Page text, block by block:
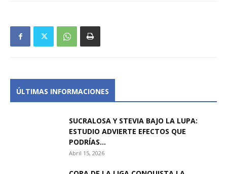
ÚLTIMAS INFORMACIONES
SUCRALOSA Y STEVIA BAJO LA LUPA:
ESTUDIO ADVIERTE EFECTOS QUE
PODRÍAS...
Abril 15, 2026